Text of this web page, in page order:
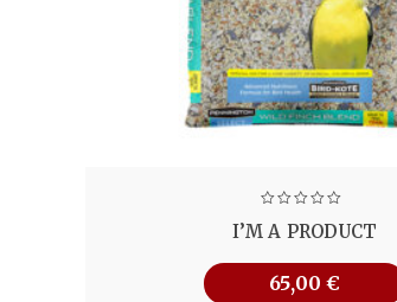
I’M A PRODUCT
65,00 €